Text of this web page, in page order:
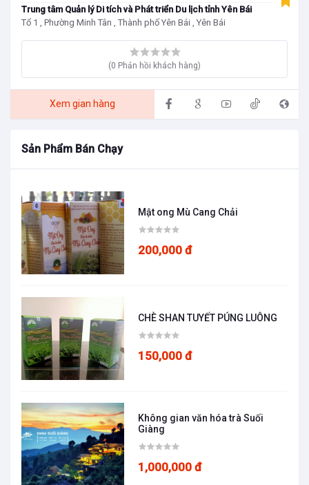
Trung tâm Quản lý Di tích và Phát triển Du lịch tỉnh Yên Bái
Tổ 1 , Phường Minh Tân , Thành phố Yên Bái , Yên Bái
(0 Phản hồi khách hàng)
Xem gian hàng
Sản Phẩm Bán Chạy
Mật ong Mù Cang Chải
200,000 đ
CHÈ SHAN TUYẾT PÚNG LUÔNG
150,000 đ
Không gian văn hóa trà Suối
Giàng
1,000,000 đ